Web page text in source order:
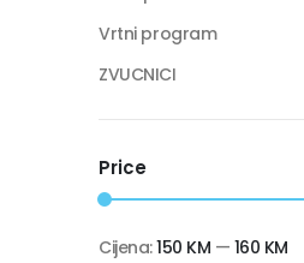
Vrtni program
ZVUCNICI
Price
Cijena:150 KM — 160 KM